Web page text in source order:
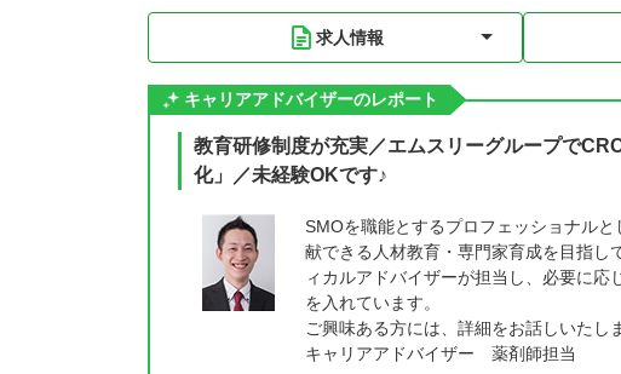
求人情報
キャリアアドバイザーのレポート
教育研修制度が充実／エムスリーグループで
化」／未経験OKです♪
SMOを職能とするプロフェッショナル
献できる人材教育・専門家育成を目指し
ィカルアドバイザーが担当し、必要に
を入れています。
ご興味ある方には、詳細をお話しいたし
キャリアアドバイザー 薬剤師担当